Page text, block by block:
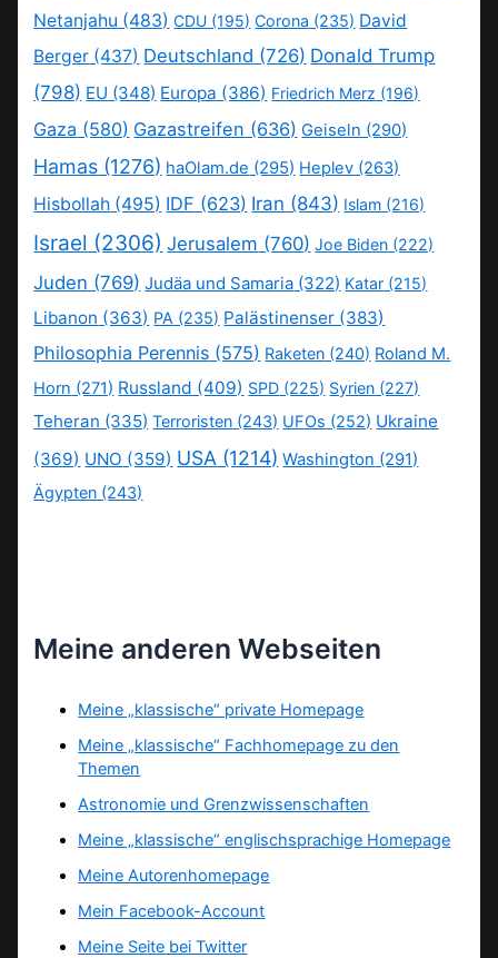
Netanjahu (483) CDU (195) Corona (235) David
Berger (437) Deutschland (726) Donald Trump
(798) EU (348) Europa (386) Friedrich Merz (196)
Gaza (580) Gazastreifen (636) Geiseln (290)
Hamas (1276) haOlam.de (295) Heplev (263)
Hisbollah (495) IDF (623) Iran (843) Islam (216)
Israel (2306) Jerusalem (760) Joe Biden (222)
Juden (769) Judäa und Samaria (322) Katar (215)
Libanon (363) PA (235) Palästinenser (383)
Philosophia Perennis (575) Raketen (240) Roland M.
Horn (271) Russland (409) SPD (225) Syrien (227)
Teheran (335) Terroristen (243) UFOs (252) Ukraine
(369) UNO (359) USA (1214) Washington (291)
Ägypten (243)
Meine anderen Webseiten
Meine „klassische“ private Homepage
Meine „klassische“ Fachhomepage zu den
Themen
Astronomie und Grenzwissenschaften
Meine „klassische“ englischsprachige Homepage
Meine Autorenhomepage
Mein Facebook-Account
Meine Seite bei Twitter